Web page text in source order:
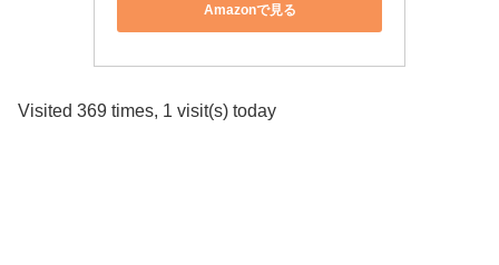
Amazonで見る
Visited 369 times, 1 visit(s) today